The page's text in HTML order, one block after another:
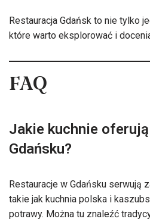
Restauracja Gdańsk to nie tylko
które warto eksplorować i
FAQ
Jakie kuchnie
Gdańsku?
Restauracje w Gdańsku serwują
takie jak kuchnia polska i
potrawy. Można tu znaleźć